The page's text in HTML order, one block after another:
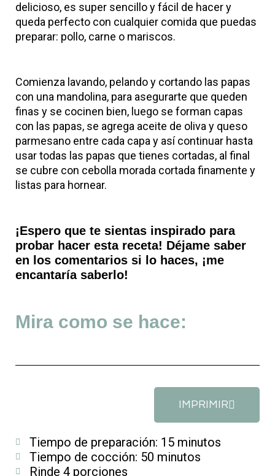
delicioso, es super sencillo y fácil de hacer y
queda perfecto con cualquier comida que puedas
preparar: pollo, carne o mariscos.
Comienza lavando, pelando y cortando las papas
con una mandolina, para asegurarte que queden
finas y se cocinen bien, luego se forman capas
con las papas, se agrega aceite de oliva y queso
parmesano entre cada capa y así continuar hasta
usar todas las papas que tienes cortadas, al final
se cubre con cebolla morada cortada finamente y
listas para hornear.
¡Espero que te sientas inspirado para
probar hacer esta receta! Déjame saber
en los comentarios si lo haces, ¡me
encantaría saberlo!
Mira como se hace:
IMPRIMIR
Tiempo de preparación: 15 minutos
Tiempo de cocción: 50 minutos
Rinde 4 porciones